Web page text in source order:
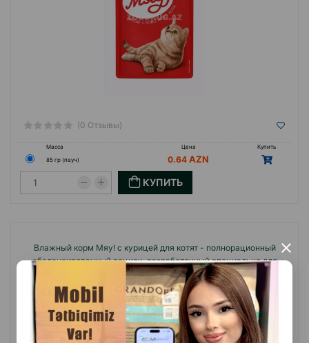
×
(0 Отзывы)
Масса Цена
Купить
85 гр (пауч)
0.64
КУПИТЬ
Влажный корм Мяу! с курицей для котят - полнорационный
сбалансированный рацион, разработанный специально для
растущего организма 85г.#3005